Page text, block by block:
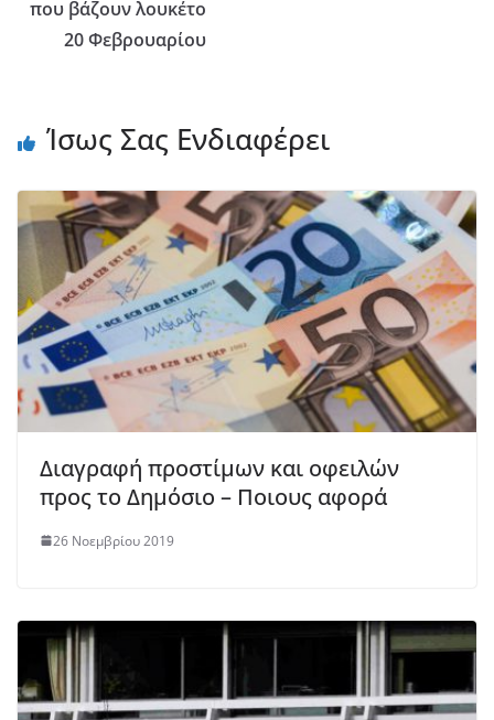
που βάζουν λουκέτο
20 Φεβρουαρίου
Ίσως Σας Ενδιαφέρει
Διαγραφή προστίμων και οφειλών
προς το Δημόσιο – Ποιους αφορά
26 Νοεμβρίου 2019